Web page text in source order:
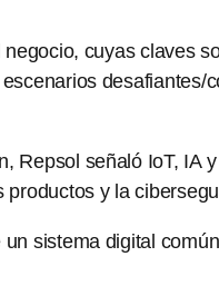
cuyas claves
desafiantes/
Repsol señaló IoT, IA
y la
sistema digital